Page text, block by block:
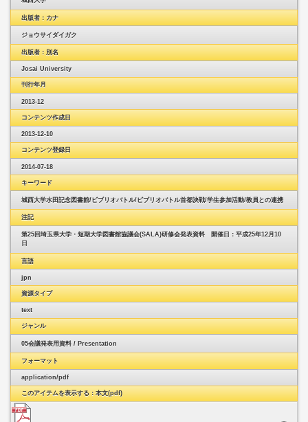
出版者：カナ
ジョウサイダイガク
出版者：別名
Josai University
刊行年月
2013-12
コンテンツ作成日
2013-12-10
コンテンツ登録日
2014-07-18
キーワード
城西大学水田記念図書館/ ビブリオバトル/ ビブリオバトル首都決戦/学生参加活動/教員との連携
注記
第25回埼玉県大学・短期大学図書館協議会(SALA)研修会発表資料 開催日：平成25年12月10
日
言語
jpn
資源タイプ
text
ジャンル
05会議発表用資料 / Presentation
フォーマット
application/pdf
このアイテムを表示する：本文(pdf)